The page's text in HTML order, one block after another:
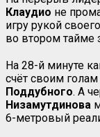
Клаудио не
игру рукой
во втором тайме
На 28-й минуте
счёт своим
Поддубного. А
Низамутдинова
6-метровый